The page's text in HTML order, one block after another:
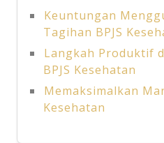
Keuntungan
Tagihan BPJS
Langkah Produktif
BPJS Kesehatan
Memaksimalkan
Kesehatan